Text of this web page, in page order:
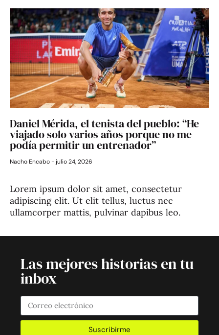
Daniel Mérida, el tenista del pueblo: “He
viajado solo varios años porque no me
podía permitir un entrenador”
Nacho Encabo julio 24, 2026
Lorem ipsum dolor sit amet, consectetur
adipiscing elit. Ut elit tellus, luctus nec
ullamcorper mattis, pulvinar dapibus leo.
Las mejores historias en tu
inbox
Suscribirme